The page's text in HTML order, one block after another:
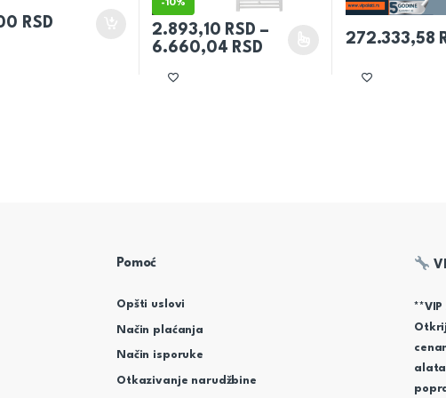
RSD
-10%
2.893,10 RSD –
6.660,04 RSDRaspon cena: od
Ovaj proizvod ima više varijanti. Opcije mogu
272.333,58
Pomoć
Opšti uslovi
Način plaćanja
Način isporuke
Otkazivanje narudžbine
alata